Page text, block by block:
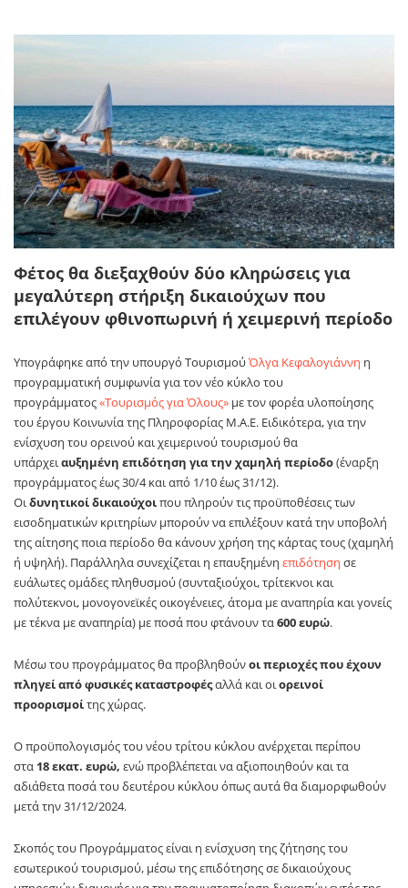
Φέτος θα διεξαχθούν δύο κληρώσεις για
μεγαλύτερη στήριξη δικαιούχων που
επιλέγουν φθινοπωρινή ή χειμερινή περίοδο
Υπογράφηκε από την υπουργό ΤουρισμούΌλγα Κεφαλογιάννη η
προγραμματική συμφωνία για τον νέο κύκλο του
προγράμματος«Τουρισμός για Όλους» με τον φορέα υλοποίησης
του έργου Κοινωνία της Πληροφορίας Μ.Α.Ε. Ειδικότερα, για την
ενίσχυση του ορεινού και χειμερινού τουρισμού θα
υπάρχειαυξημένη επιδότηση για την χαμηλή περίοδο(έναρξη
προγράμματος έως 30/4 και από 1/10 έως 31/12).
Οιδυνητικοί δικαιούχοιπου πληρούν τις προϋποθέσεις των
εισοδηματικών κριτηρίων μπορούν να επιλέξουν κατά την υποβολή
της αίτησης ποια περίοδο θα κάνουν χρήση της κάρτας τους (χαμηλή
ή υψηλή). Παράλληλα συνεχίζεται η επαυξημένη επιδότηση σε
ευάλωτες ομάδες πληθυσμού (συνταξιούχοι, τρίτεκνοι και
πολύτεκνοι, μονογονεϊκές οικογένειες, άτομα με αναπηρία και γονείς
με τέκνα με αναπηρία) με ποσά που φτάνουν τα600 ευρώ.
Μέσω του προγράμματος θα προβληθούνοι περιοχές που έχουν
πληγεί από φυσικές καταστροφέςαλλά και οιορεινοί
προορισμοίτης χώρας.
Ο προϋπολογισμός του νέου τρίτου κύκλου ανέρχεται περίπου
στα 18 εκατ. ευρώ, ενώ προβλέπεται να αξιοποιηθούν και τα
αδιάθετα ποσά του δευτέρου κύκλου όπως αυτά θα διαμορφωθούν
μετά την 31/12/2024.
Σκοπός του Προγράμματος είναι η ενίσχυση της ζήτησης του
εσωτερικού τουρισμού, μέσω της επιδότησης σε δικαιούχους